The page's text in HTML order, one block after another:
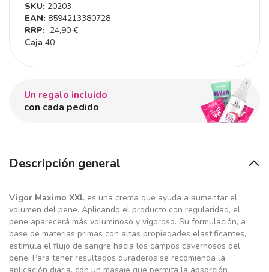
SKU: 20203
EAN: 8594213380728
RRP: 24,90 €
Caja 40
Un regalo incluido
con cada pedido
Descripción general
Vigor Maximo XXL es una crema que ayuda a aumentar el
volumen del pene. Aplicando el producto con regularidad, el
pene aparecerá más voluminoso y vigoroso. Su formulación, a
base de materias primas con altas propiedades elastificantes,
estimula el flujo de sangre hacia los campos cavernosos del
pene. Para tener resultados duraderos se recomienda la